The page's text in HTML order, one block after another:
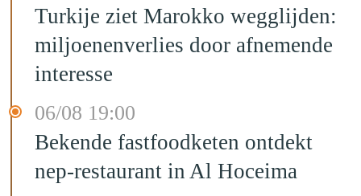
Turkije ziet Marokko wegglijden:
miljoenenverlies door afnemende
interesse
06/08 19:00
Bekende fastfoodketen ontdekt
nep-restaurant in Al Hoceima